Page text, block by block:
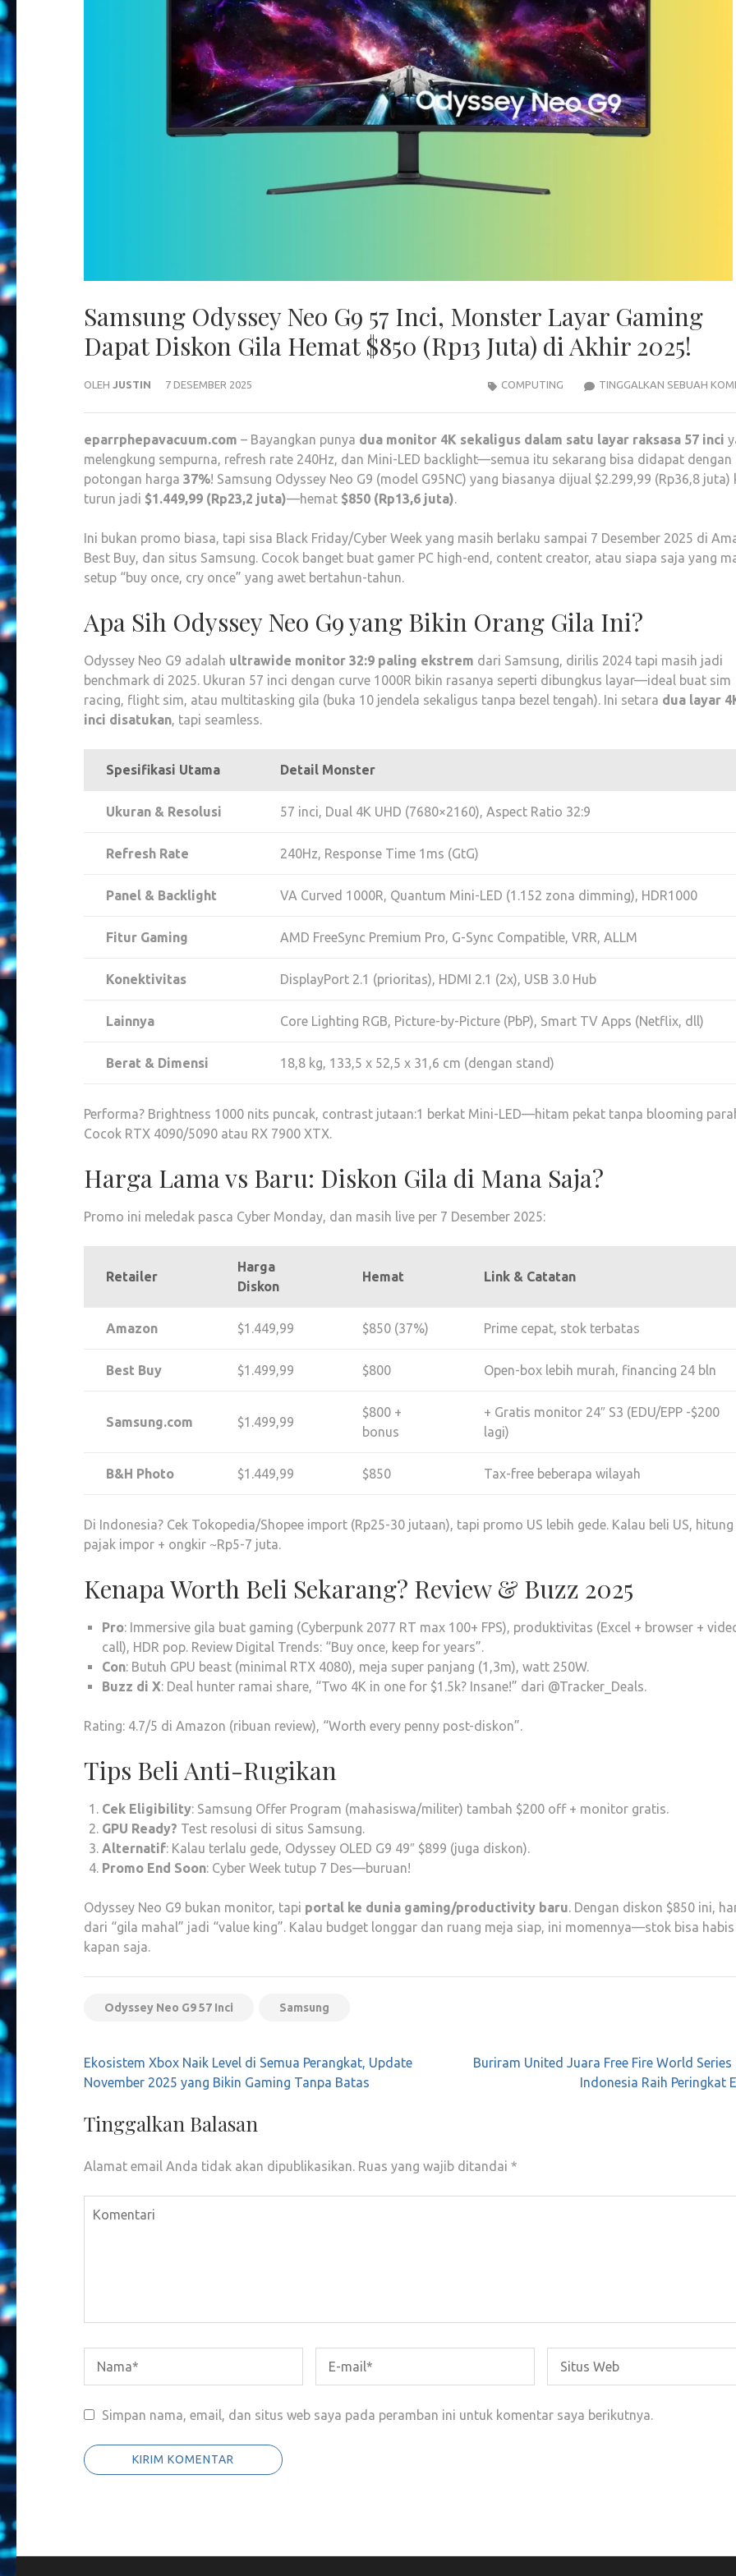
Samsung Odyssey Neo G9 57 Inci, Monster Layar Gaming
Dapat Diskon Gila Hemat $850 (Rp13 Juta) di Akhir 2025!
OLEH JUSTIN 7 DESEMBER 2025 TINGGALKAN SEBUAH
COMPUTING
eparrphepavacuum.com – Bayangkan punya dua monitor 4K sekaligus dalam satu layar raksasa 57 inci
melengkung sempurna, refresh rate 240Hz, dan Mini-LED backlight—semua itu sekarang bisa didapat dengan
potongan harga 37%! Samsung Odyssey Neo G9 (model G95NC) yang biasanya dijual $2.299,99 (Rp36,8 juta)
turun jadi $1.449,99 (Rp23,2 juta)—hemat $850 (Rp13,6 juta).
Ini bukan promo biasa, tapi sisa Black Friday/Cyber Week yang masih berlaku sampai 7 Desember 2025 di
Best Buy, dan situs Samsung. Cocok banget buat gamer PC high-end, content creator, atau siapa saja yang
setup “buy once, cry once” yang awet bertahun-tahun.
Apa Sih Odyssey Neo G9 yang Bikin Orang Gila Ini?
Odyssey Neo G9 adalah ultrawide monitor 32:9 paling ekstrem dari Samsung, dirilis 2024 tapi masih jadi
benchmark di 2025. Ukuran 57 inci dengan curve 1000R bikin rasanya seperti dibungkus layar—ideal buat sim
racing, flight sim, atau multitasking gila (buka 10 jendela sekaligus tanpa bezel tengah). Ini setara dua layar
inci disatukan, tapi seamless.
Spesifikasi Utama Detail Monster
Ukuran & Resolusi 57 inci, Dual 4K UHD (7680×2160), Aspect Ratio 32:9
Refresh Rate 240Hz, Response Time 1ms (GtG)
Panel & Backlight VA Curved 1000R, Quantum Mini-LED (1.152 zona dimming), HDR1000
Fitur Gaming AMD FreeSync Premium Pro, G-Sync Compatible, VRR, ALLM
Konektivitas DisplayPort 2.1 (prioritas), HDMI 2.1 (2x), USB 3.0 Hub
Lainnya Core Lighting RGB, Picture-by-Picture (PbP), Smart TV Apps (Netflix, dll)
Berat & Dimensi 18,8 kg, 133,5 x 52,5 x 31,6 cm (dengan stand)
Performa? Brightness 1000 nits puncak, contrast jutaan:1 berkat Mini-LED—hitam pekat tanpa blooming
Cocok RTX 4090/5090 atau RX 7900 XTX.
Harga Lama vs Baru: Diskon Gila di Mana Saja?
Promo ini meledak pasca Cyber Monday, dan masih live per 7 Desember 2025:
Retailer
Harga
Diskon
Hemat Link & Catatan
Amazon $1.449,99 $850 (37%) Prime cepat, stok terbatas
Best Buy $1.499,99 $800 Open-box lebih murah, financing 24 bln
Samsung.com $1.499,99
$800 +
bonus
+ Gratis monitor 24″ S3 (EDU/EPP -$200
lagi)
B&H Photo $1.449,99 $850 Tax-free beberapa wilayah
Di Indonesia? Cek Tokopedia/Shopee import (Rp25-30 jutaan), tapi promo US lebih gede. Kalau beli US, hitung
pajak impor + ongkir ~Rp5-7 juta.
Kenapa Worth Beli Sekarang? Review & Buzz 2025
Pro: Immersive gila buat gaming (Cyberpunk 2077 RT max 100+ FPS), produktivitas (Excel + browser +
call), HDR pop. Review Digital Trends: “Buy once, keep for years”.
Con: Butuh GPU beast (minimal RTX 4080), meja super panjang (1,3m), watt 250W.
Buzz di X: Deal hunter ramai share, “Two 4K in one for $1.5k? Insane!” dari @Tracker_Deals.
Rating: 4.7/5 di Amazon (ribuan review), “Worth every penny post-diskon”.
Tips Beli Anti-Rugikan
Cek Eligibility: Samsung Offer Program (mahasiswa/militer) tambah $200 off + monitor gratis.
GPU Ready? Test resolusi di situs Samsung.
Alternatif: Kalau terlalu gede, Odyssey OLED G9 49″ $899 (juga diskon).
Promo End Soon: Cyber Week tutup 7 Des—buruan!
Odyssey Neo G9 bukan monitor, tapi portal ke dunia gaming/productivity baru. Dengan diskon $850 ini,
dari “gila mahal” jadi “value king”. Kalau budget longgar dan ruang meja siap, ini momennya—stok bisa habis
kapan saja.
Odyssey Neo G9 57 Inci Samsung
Navigasi
pos
Ekosistem Xbox Naik Level di Semua Perangkat, Update
November 2025 yang Bikin Gaming Tanpa Batas
Buriram United Juara Free Fire World Series
Indonesia Raih Peringkat
Tinggalkan Balasan
Alamat email Anda tidak akan dipublikasikan. Ruas yang wajib ditandai *
Simpan nama, email, dan situs web saya pada peramban ini untuk komentar saya berikutnya.